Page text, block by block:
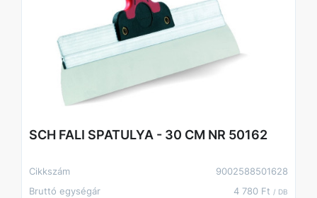
SCH FALI SPATULYA - 30 CM NR 50162
Cikkszám
9002588501628
Bruttó egységár
4 780 Ft / DB